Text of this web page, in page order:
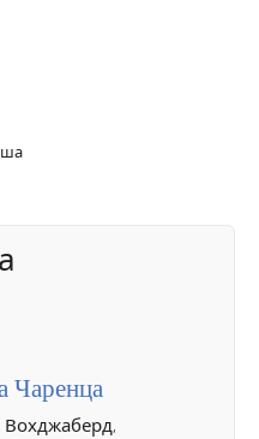
Чаренца
Вохджаберд,